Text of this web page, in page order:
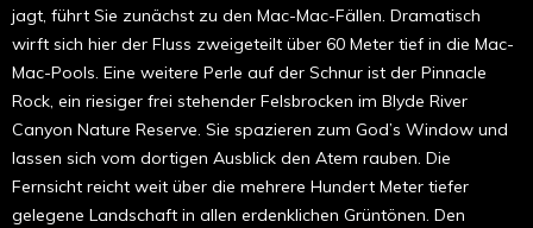
jagt, führt Sie zunächst zu den Mac-Mac-Fällen. Dramatisch
wirft sich hier der Fluss zweigeteilt über 60 Meter tief in die Mac-
Mac-Pools. Eine weitere Perle auf der Schnur ist der Pinnacle
Rock, ein riesiger frei stehender Felsbrocken im Blyde River
Canyon Nature Reserve. Sie spazieren zum God’s Window und
lassen sich vom dortigen Ausblick den Atem rauben. Die
Fernsicht reicht weit über die mehrere Hundert Meter tiefer
gelegene Landschaft in allen erdenklichen Grüntönen. Den